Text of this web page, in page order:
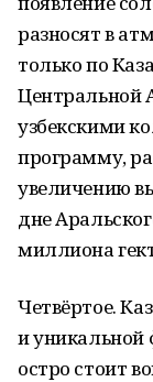
разносят в
только по
Центральной
узбекскими
программу,
увеличению
дне
миллиона
Четвёртое.
и уникальной
остро стоит